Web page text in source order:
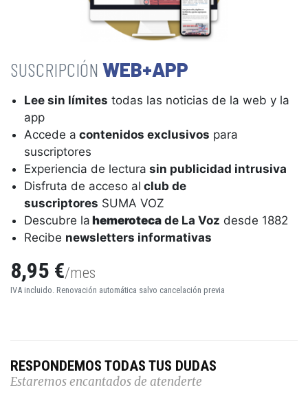
WEB+APP
Lee sin límites todas las noticias de la web y la
app
Accede a contenidos exclusivos para
suscriptores
Experiencia de lectura sin publicidad intrusiva
Disfruta de acceso al club de
suscriptores SUMA VOZ
Descubre la hemeroteca de La Voz desde 1882
Recibe newsletters informativas
8,95 €/mes
IVA incluido. Renovación automática salvo cancelación previa
RESPONDEMOS TODAS TUS DUDAS
Estaremos encantados de atenderte